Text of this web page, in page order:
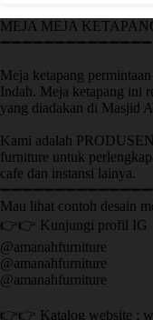
MEJA MEJA
➖➖➖➖➖➖➖➖➖➖➖➖➖➖
Meja ketapang
Indah. Meja ketapang ini
yang diadakan di Masjid
Kami adalah
furniture untuk
cafe dan instansi lainya.
Mau lihat contoh desain
👉👉 Kunjungi profil IG
@amanahfurniture
@amanahfurniture
@amanahfurniture
👉👉 Katalog website :